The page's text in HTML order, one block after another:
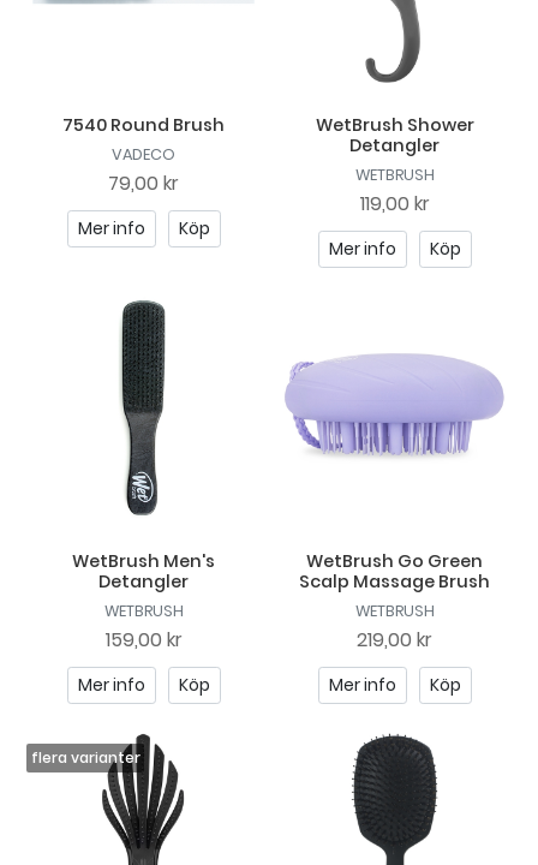
7540 Round Brush
VADECO
79,00 kr
Mer info Köp
WetBrush Shower
Detangler
WETBRUSH
119,00 kr
Mer info Köp
WetBrush Men's
Detangler
WETBRUSH
159,00 kr
Mer info Köp
WetBrush Go Green
Scalp Massage Brush
WETBRUSH
219,00 kr
Mer info Köp